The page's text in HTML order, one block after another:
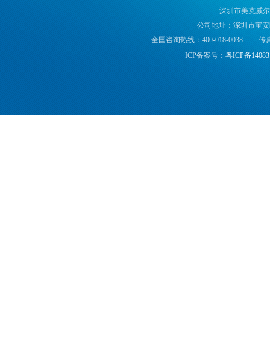
深圳市美克威
公司地址：深圳市宝
全国咨询热线：400-018-0038
传
ICP备案号：粤ICP备